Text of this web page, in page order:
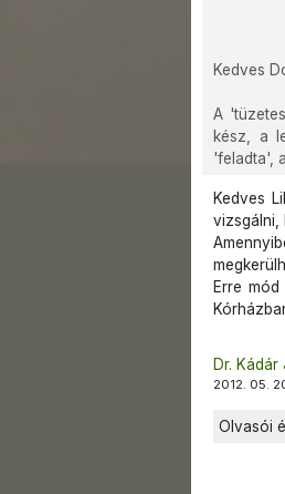
Kedves
A
kész, a
'feladta',
Kedves
vizsgálni,
Erre
Dr. Kádár
2012. 05.
Olvasói